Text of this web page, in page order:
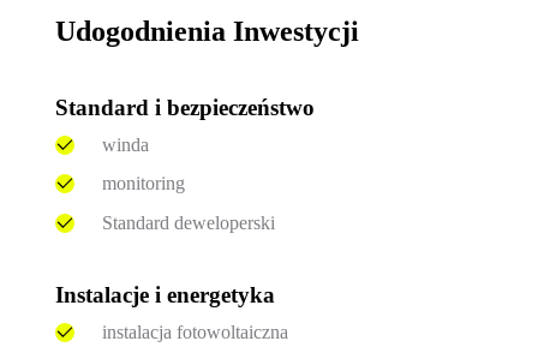
Udogodnienia Inwestycji
Standard i bezpieczeństwo
winda
monitoring
Standard deweloperski
Instalacje i energetyka
instalacja fotowoltaiczna